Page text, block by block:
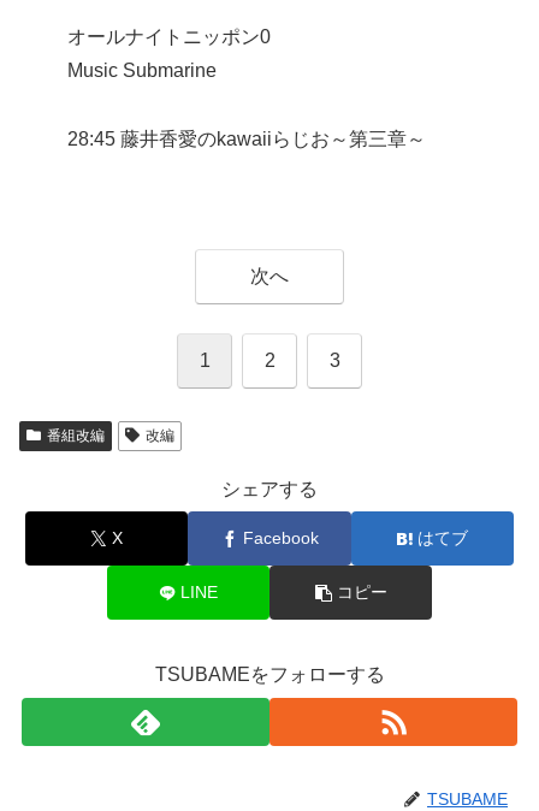
オールナイトニッポン0
Music Submarine
28:45 藤井香愛のkawaiiらじお～第三章～
次へ
1 2 3
番組改編 改編
シェアする
X Facebook はてブ
LINE コピー
TSUBAMEをフォローする
TSUBAME